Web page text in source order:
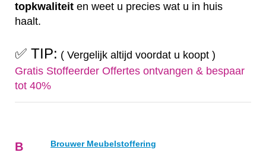
topkwaliteit en weet u precies wat u in huis
haalt.
✅ TIP: ( Vergelijk altijd voordat u koopt )
Gratis Stoffeerder Offertes ontvangen & bespaar
tot 40%
B Brouwer Meubelstoffering